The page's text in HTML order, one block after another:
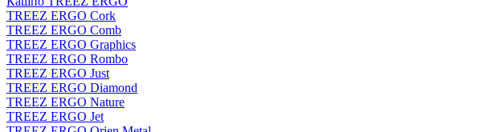
TREEZ ERGO Cork
TREEZ ERGO Comb
TREEZ ERGO Graphics
TREEZ ERGO Rombo
TREEZ ERGO Just
TREEZ ERGO Diamond
TREEZ ERGO Nature
TREEZ ERGO Jet